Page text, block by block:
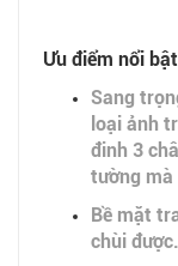
Ưu điểm nổi
Sang
loại ảnh
đinh 3
tường mà
Bề mặt
chùi được.